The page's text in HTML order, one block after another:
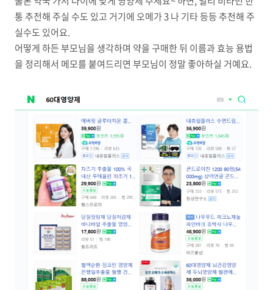
통 추전해 주실 수도 있고 거기에 오메가 3 나 기타 등등 추천해 주
실수도 있어요.
어떻게 하든 부모님을 생각하며 약을 구매한 뒤 이름과 효능 용법
을 정리해서 메모를 붙여드리면 부모님이 정말 좋아하실 거예요.